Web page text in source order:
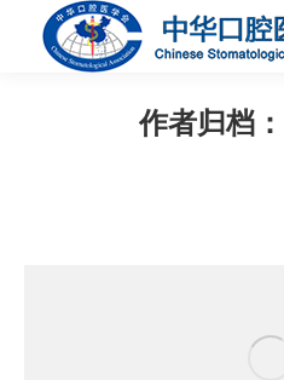
作者归档：